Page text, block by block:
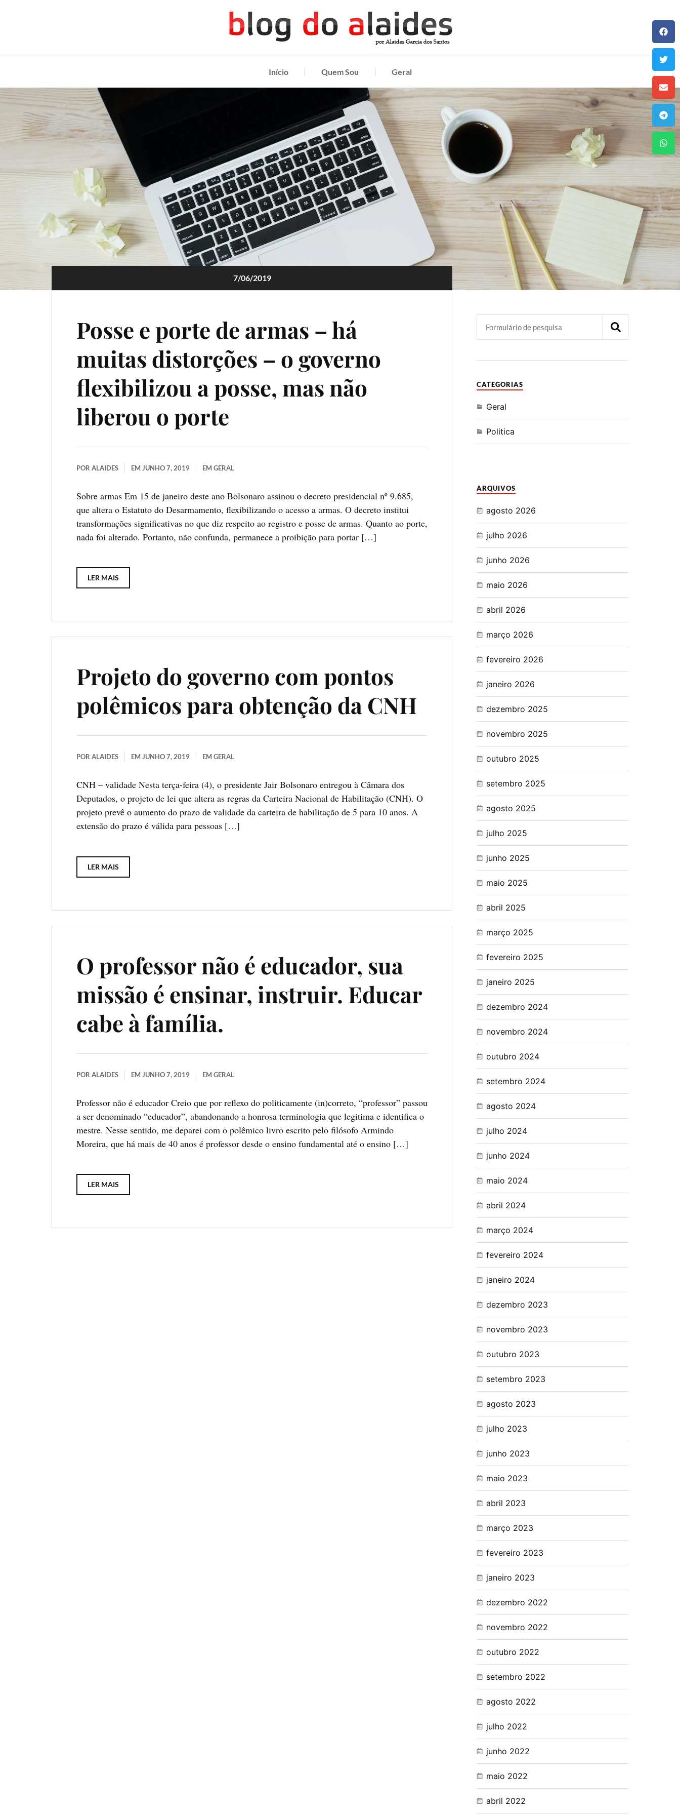
Início Quem Sou Geral
7/06/2019
Posse e porte de armas – há
muitas distorções – o governo
flexibilizou a posse, mas não
liberou o porte
POR ALAIDES EM JUNHO 7, 2019 EM GERAL
Sobre armas Em 15 de janeiro deste ano Bolsonaro assinou o decreto presidencial nº 9.685,
que altera o Estatuto do Desarmamento, flexibilizando o acesso a armas. O decreto institui
transformações significativas no que diz respeito ao registro e posse de armas. Quanto ao porte,
nada foi alterado. Portanto, não confunda, permanece a proibição para portar […]
LER MAIS
Projeto do governo com pontos
polêmicos para obtenção da CNH
POR ALAIDES EM JUNHO 7, 2019 EM GERAL
CNH – validade Nesta terça-feira (4), o presidente Jair Bolsonaro entregou à Câmara dos
Deputados, o projeto de lei que altera as regras da Carteira Nacional de Habilitação (CNH). O
projeto prevê o aumento do prazo de validade da carteira de habilitação de 5 para 10 anos. A
extensão do prazo é válida para pessoas […]
LER MAIS
O professor não é educador, sua
missão é ensinar, instruir. Educar
cabe à família.
POR ALAIDES EM JUNHO 7, 2019 EM GERAL
Professor não é educador Creio que por reflexo do politicamente (in)correto, “professor” passou
a ser denominado “educador”, abandonando a honrosa terminologia que legitima e identifica o
mestre. Nesse sentido, me deparei com o polêmico livro escrito pelo filósofo Armindo
Moreira, que há mais de 40 anos é professor desde o ensino fundamental até o ensino […]
LER MAIS
CATEGORIAS
Geral
Politica
ARQUIVOS
agosto 2026
julho 2026
junho 2026
maio 2026
abril 2026
março 2026
fevereiro 2026
janeiro 2026
dezembro 2025
novembro 2025
outubro 2025
setembro 2025
agosto 2025
julho 2025
junho 2025
maio 2025
abril 2025
março 2025
fevereiro 2025
janeiro 2025
dezembro 2024
novembro 2024
outubro 2024
setembro 2024
agosto 2024
julho 2024
junho 2024
maio 2024
abril 2024
março 2024
fevereiro 2024
janeiro 2024
dezembro 2023
novembro 2023
outubro 2023
setembro 2023
agosto 2023
julho 2023
junho 2023
maio 2023
abril 2023
março 2023
fevereiro 2023
janeiro 2023
dezembro 2022
novembro 2022
outubro 2022
setembro 2022
agosto 2022
julho 2022
junho 2022
maio 2022
abril 2022